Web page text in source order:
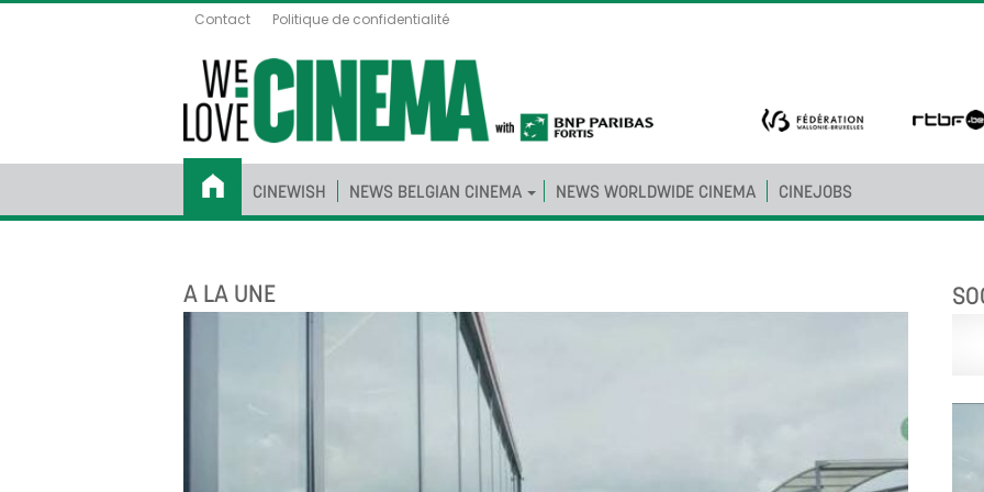
Contact Politique de confidentialité
CINEWISH NEWS BELGIAN CINEMA NEWS WORLDWIDE CINEMA CINEJOBS
A LA UNE